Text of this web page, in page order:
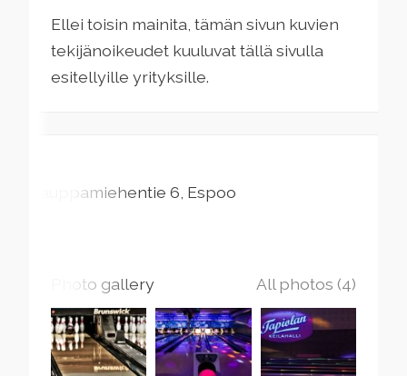
Ellei toisin mainita, tämän sivun kuvien
tekijänoikeudet kuuluvat tällä sivulla
esitellyille yrityksille.
Kauppamiehentie 6 Espoo
Photo gallery All photos (4)